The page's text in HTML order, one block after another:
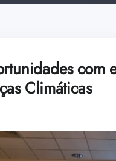
Climáticas